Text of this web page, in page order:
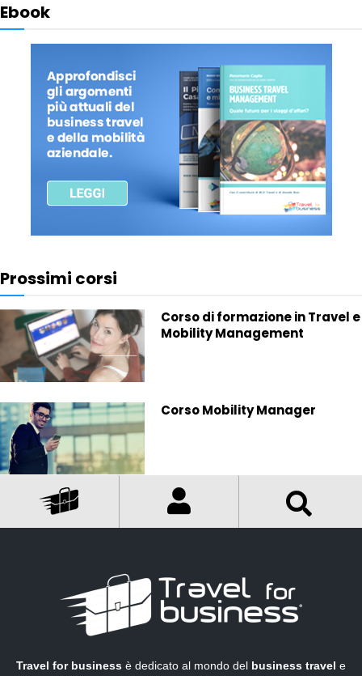
Ebook
Prossimi corsi
Corso di formazione in Travel e
Mobility Management
Corso Mobility Manager
Travel for business è dedicato al mondo del business travel e